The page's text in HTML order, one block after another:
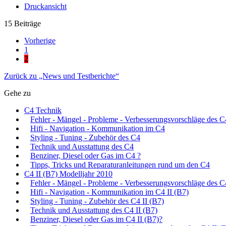
Druckansicht
15 Beiträge
Vorherige
1
2
Zurück zu „News und Testberichte“
Gehe zu
C4 Technik
Fehler - Mängel - Probleme - Verbesserungsvorschläge des
Hifi - Navigation - Kommunikation im C4
Styling - Tuning - Zubehör des C4
Technik und Ausstattung des C4
Benziner, Diesel oder Gas im C4 ?
Tipps, Tricks und Reparaturanleitungen rund um den C4
C4 II (B7) Modelljahr 2010
Fehler - Mängel - Probleme - Verbesserungsvorschläge des
Hifi - Navigation - Kommunikation im C4 II (B7)
Styling - Tuning - Zubehör des C4 II (B7)
Technik und Ausstattung des C4 II (B7)
Benziner, Diesel oder Gas im C4 II (B7)?